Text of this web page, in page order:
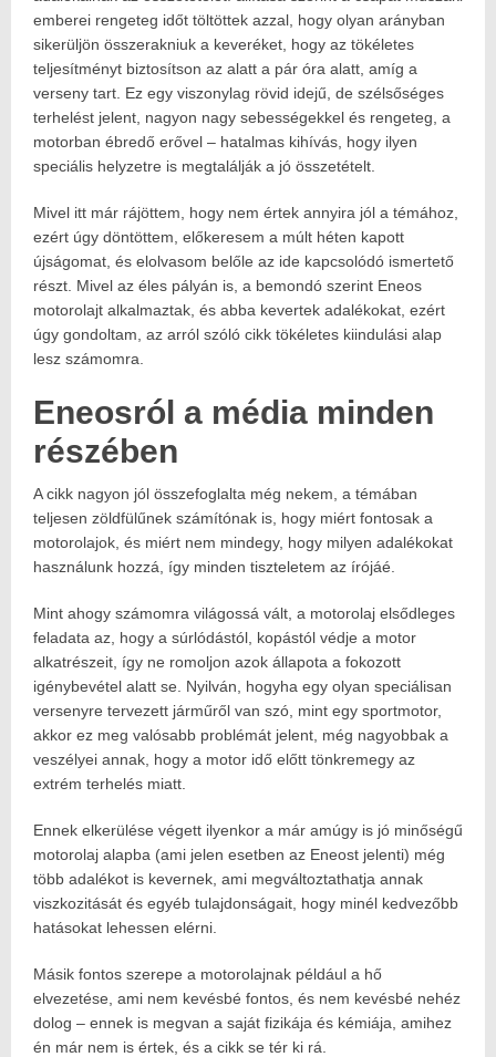
emberei rengeteg időt töltöttek azzal, hogy olyan arányban
sikerüljön összerakniuk a keveréket, hogy az tökéletes
teljesítményt biztosítson az alatt a pár óra alatt, amíg a
verseny tart. Ez egy viszonylag rövid idejű, de szélsőséges
terhelést jelent, nagyon nagy sebességekkel és rengeteg, a
motorban ébredő erővel – hatalmas kihívás, hogy ilyen
speciális helyzetre is megtalálják a jó összetételt.
Mivel itt már rájöttem, hogy nem értek annyira jól a témához,
ezért úgy döntöttem, előkeresem a múlt héten kapott
újságomat, és elolvasom belőle az ide kapcsolódó ismertető
részt. Mivel az éles pályán is, a bemondó szerint Eneos
motorolajt alkalmaztak, és abba kevertek adalékokat, ezért
úgy gondoltam, az arról szóló cikk tökéletes kiindulási alap
lesz számomra.
Eneosról a média minden
részében
A cikk nagyon jól összefoglalta még nekem, a témában
teljesen zöldfülűnek számítónak is, hogy miért fontosak a
motorolajok, és miért nem mindegy, hogy milyen adalékokat
használunk hozzá, így minden tiszteletem az írójáé.
Mint ahogy számomra világossá vált, a motorolaj elsődleges
feladata az, hogy a súrlódástól, kopástól védje a motor
alkatrészeit, így ne romoljon azok állapota a fokozott
igénybevétel alatt se. Nyilván, hogyha egy olyan speciálisan
versenyre tervezett járműről van szó, mint egy sportmotor,
akkor ez meg valósabb problémát jelent, még nagyobbak a
veszélyei annak, hogy a motor idő előtt tönkremegy az
extrém terhelés miatt.
Ennek elkerülése végett ilyenkor a már amúgy is jó minőségű
motorolaj alapba (ami jelen esetben az Eneost jelenti) még
több adalékot is kevernek, ami megváltoztathatja annak
viszkozitását és egyéb tulajdonságait, hogy minél kedvezőbb
hatásokat lehessen elérni.
Másik fontos szerepe a motorolajnak például a hő
elvezetése, ami nem kevésbé fontos, és nem kevésbé nehéz
dolog – ennek is megvan a saját fizikája és kémiája, amihez
én már nem is értek, és a cikk se tér ki rá.